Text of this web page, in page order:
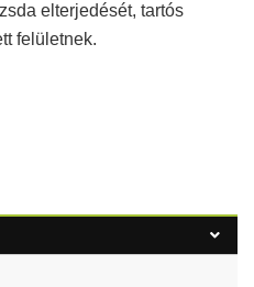
elterjedését, tartós
felületnek.